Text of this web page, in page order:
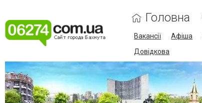
Головна
Вакансії Афіша
Довідкова